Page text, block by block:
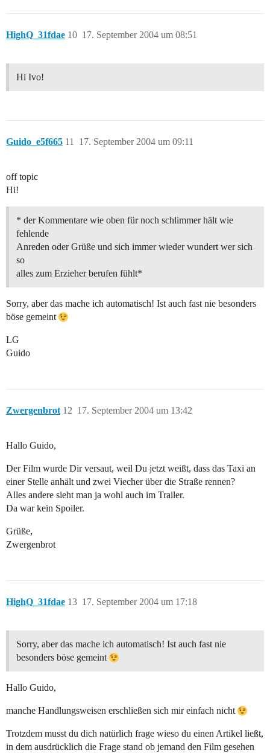
HighQ_31fdae 17. September 2004 um 08:51
10
Hi Ivo!
Guido_e5f665 17. September 2004 um 09:11
11
off topic
Hi!
* der Kommentare wie oben für noch schlimmer hält wie
fehlende
Anreden oder Grüße und sich immer wieder wundert wer sich
so
alles zum Erzieher berufen fühlt*
Sorry, aber das mache ich automatisch! Ist auch fast nie besonders
böse gemeint
LG
Guido
Zwergenbrot 17. September 2004 um 13:42
12
Hallo Guido,
Der Film wurde Dir versaut, weil Du jetzt weißt, dass das Taxi an
einer Stelle anhält und zwei Viecher über die Straße rennen?
Alles andere sieht man ja wohl auch im Trailer.
Da war kein Spoiler.
Grüße,
Zwergenbrot
HighQ_31fdae 17. September 2004 um 17:18
13
Sorry, aber das mache ich automatisch! Ist auch fast nie
besonders böse gemeint
Hallo Guido,
manche Handlungsweisen erschließen sich mir einfach nicht
Trotzdem musst du dich natürlich frage wieso du einen Artikel ließt,
in dem ausdrücklich die Frage stand ob jemand den Film gesehen